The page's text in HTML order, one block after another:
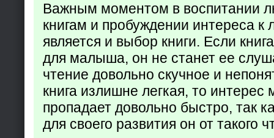
Важным моментом в воспитании
книгам и пробуждении интереса к
является и выбор книги. Если
для малыша, он не станет ее
чтение довольно скучное и
книга излишне легкая, то
пропадает довольно быстро, так
для своего развития он от такого